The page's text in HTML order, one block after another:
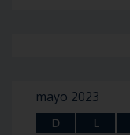
mayo 2023
D L